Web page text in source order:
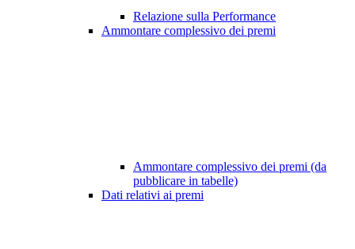
Relazione sulla Performance
Ammontare complessivo dei premi
Ammontare complessivo dei premi (da
pubblicare in tabelle)
Dati relativi ai premi